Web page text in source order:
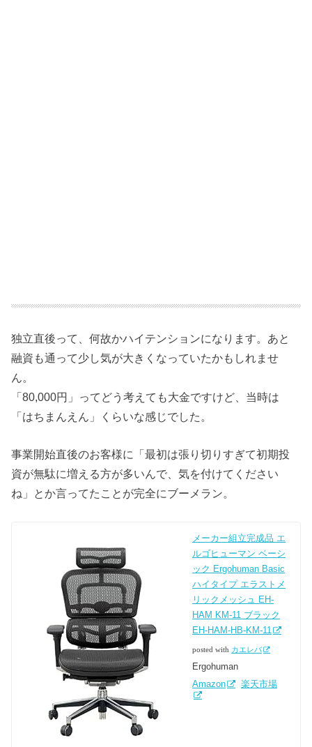
独立直後って、何故かハイテンションになります。あと
融資も通って少し気が大きくなっていたかもしれませ
ん。
「80,000円」ってどう考えても大金ですけど、当時は
「はちまんえん」くらいな感じでした。
事業開始直後のお客様に「最初は張り切りすぎて初期投
資が無駄に増える方が多いんで、気を付けてください
ね」とか言ってたことが完全にブーメラン。
メーカー組立完成品 エ
ルゴヒューマン ベーシ
ック Ergohuman Basic
ハイタイプ エラストメ
リックメッシュ EH-
HAM KM-11 ブラック
EH-HAM-HB-KM-11
posted with カエレバ
Ergohuman
Amazon
楽天市場